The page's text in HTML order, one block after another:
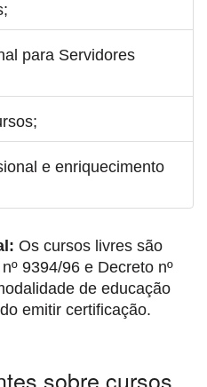
para Servidores
e enriquecimento
Os cursos livres são
9394/96 e Decreto nº
de educação
emitir certificação.
sobre cursos